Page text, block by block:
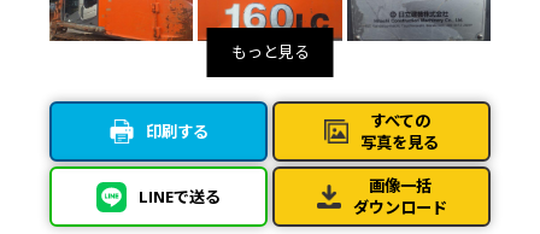
印刷する
LINEで送る
すべての
写真を見る
画像一括
ダウンロード